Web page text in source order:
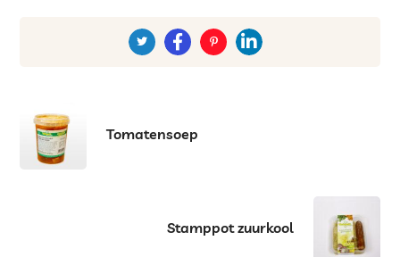
Tomatensoep
Stamppot zuurkool